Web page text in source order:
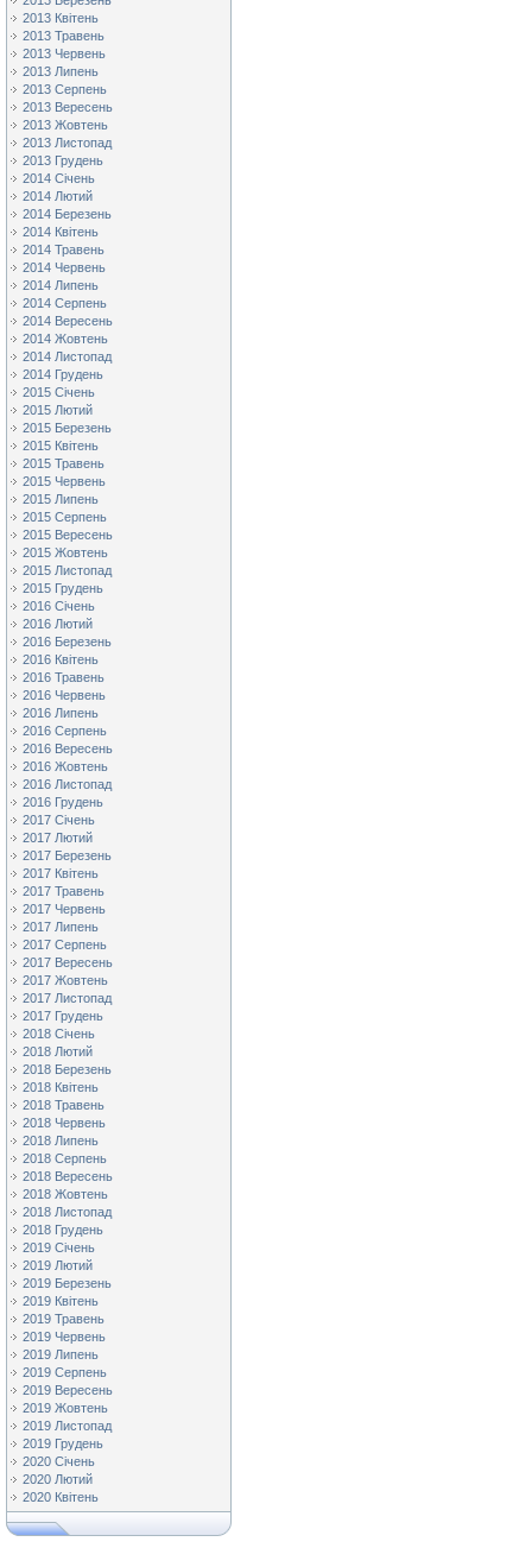
2013 Квітень
2013 Травень
2013 Червень
2013 Липень
2013 Серпень
2013 Вересень
2013 Жовтень
2013 Листопад
2013 Грудень
2014 Січень
2014 Лютий
2014 Березень
2014 Квітень
2014 Травень
2014 Червень
2014 Липень
2014 Серпень
2014 Вересень
2014 Жовтень
2014 Листопад
2014 Грудень
2015 Січень
2015 Лютий
2015 Березень
2015 Квітень
2015 Травень
2015 Червень
2015 Липень
2015 Серпень
2015 Вересень
2015 Жовтень
2015 Листопад
2015 Грудень
2016 Січень
2016 Лютий
2016 Березень
2016 Квітень
2016 Травень
2016 Червень
2016 Липень
2016 Серпень
2016 Вересень
2016 Жовтень
2016 Листопад
2016 Грудень
2017 Січень
2017 Лютий
2017 Березень
2017 Квітень
2017 Травень
2017 Червень
2017 Липень
2017 Серпень
2017 Вересень
2017 Жовтень
2017 Листопад
2017 Грудень
2018 Січень
2018 Лютий
2018 Березень
2018 Квітень
2018 Травень
2018 Червень
2018 Липень
2018 Серпень
2018 Вересень
2018 Жовтень
2018 Листопад
2018 Грудень
2019 Січень
2019 Лютий
2019 Березень
2019 Квітень
2019 Травень
2019 Червень
2019 Липень
2019 Серпень
2019 Вересень
2019 Жовтень
2019 Листопад
2019 Грудень
2020 Січень
2020 Лютий
2020 Квітень